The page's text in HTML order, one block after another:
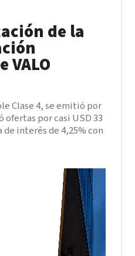
de la
VALO
Clase 4, se emitió por
por casi USD 33
interés de 4,25% con